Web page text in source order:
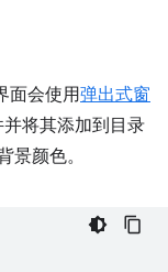
面会使用弹出式窗
并将其添加到目录
景颜色。